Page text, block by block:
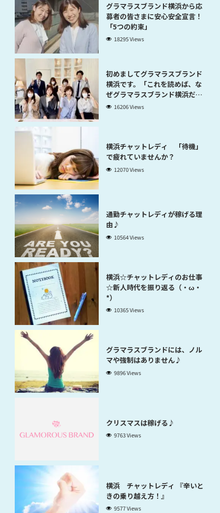
グラマラスブランド横浜から応
募者の皆さまに安心安全宣言！
「5つの約束」
18295 Views
初めましてグラマラスブランド
横浜です。「これを読めば、な
ぜグラマラスブランド横浜だと
稼げるのかが分かります」
16206 Views
横浜チャットレディ 「待機」
で疲れていませんか？
12070 Views
通勤チャットレディが稼げる理
由♪
10564 Views
横浜☆チャットレディのお仕事
☆新人時代を振り返る（・ω・
*）
10365 Views
グラマラスブランドには、ノル
マや強制はありません♪
9896 Views
クリスマスは稼げる♪
9763 Views
横浜 チャットレディ 『辛いと
きの乗り越え方！』
9577 Views